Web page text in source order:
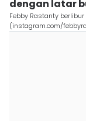
dengan latar
Febby Rastanty
(instagram.com/